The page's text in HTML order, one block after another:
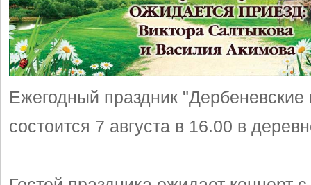
Ежегодный праздник "Дербеневские
состоится 7 августа в 16.00 в